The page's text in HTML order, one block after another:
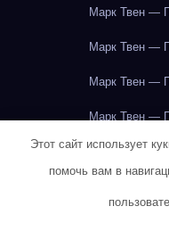
Марк Твен —
Марк Твен —
Марк Твен —
Марк Твен —
Марк Твен —
Марк Твен —
Марк Твен —
Этот сайт использует
помочь вам в